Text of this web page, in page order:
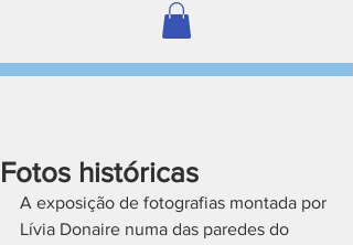
Fotos históricas
A exposição de fotografias montada por
Lívia Donaire numa das paredes do